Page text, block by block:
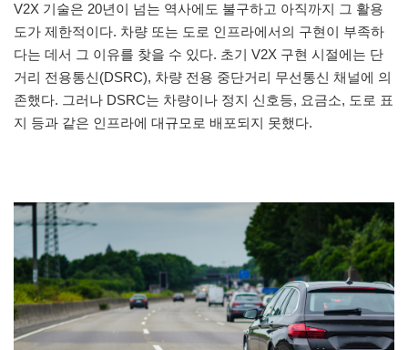
V2X 기술은 20년이 넘는 역사에도 불구하고 아직까지 그 활용
도가 제한적이다. 차량 또는 도로 인프라에서의 구현이 부족하
다는 데서 그 이유를 찾을 수 있다. 초기 V2X 구현 시절에는 단
거리 전용통신(DSRC), 차량 전용 중단거리 무선통신 채널에 의
존했다. 그러나 DSRC는 차량이나 정지 신호등, 요금소, 도로 표
지 등과 같은 인프라에 대규모로 배포되지 못했다.